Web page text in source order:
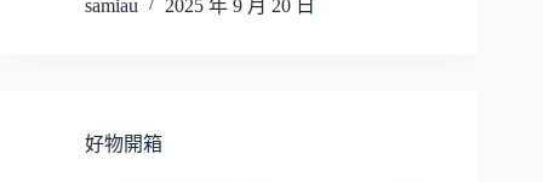
samiau
2025 年 9 月 20 日
好物開箱